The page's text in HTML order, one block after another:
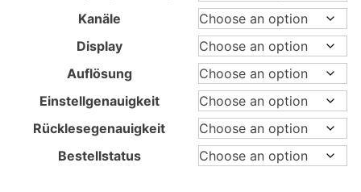
Kanäle
Display
Auflösung
Einstellgenauigkeit
Rücklesegenauigkeit
Bestellstatus